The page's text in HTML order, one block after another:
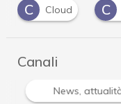
C
Cloud C
Canali
News,